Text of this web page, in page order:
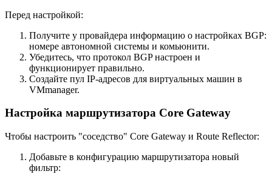
Перед настройкой:
Получите у провайдера информацию о настройках BGP:
номере автономной системы и комьюнити.
Убедитесь, что протокол BGP настроен и
функционирует правильно.
Создайте пул IP-адресов для виртуальных машин в
VMmanager.
Настройка маршрутизатора Core Gateway
Чтобы настроить "соседство" Core Gateway и Route Reflector:
Добавьте в конфигурацию маршрутизатора новый
фильтр: